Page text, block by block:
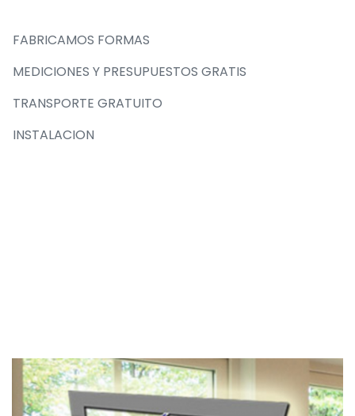
FABRICAMOS FORMAS
MEDICIONES Y PRESUPUESTOS GRATIS
TRANSPORTE GRATUITO
INSTALACION